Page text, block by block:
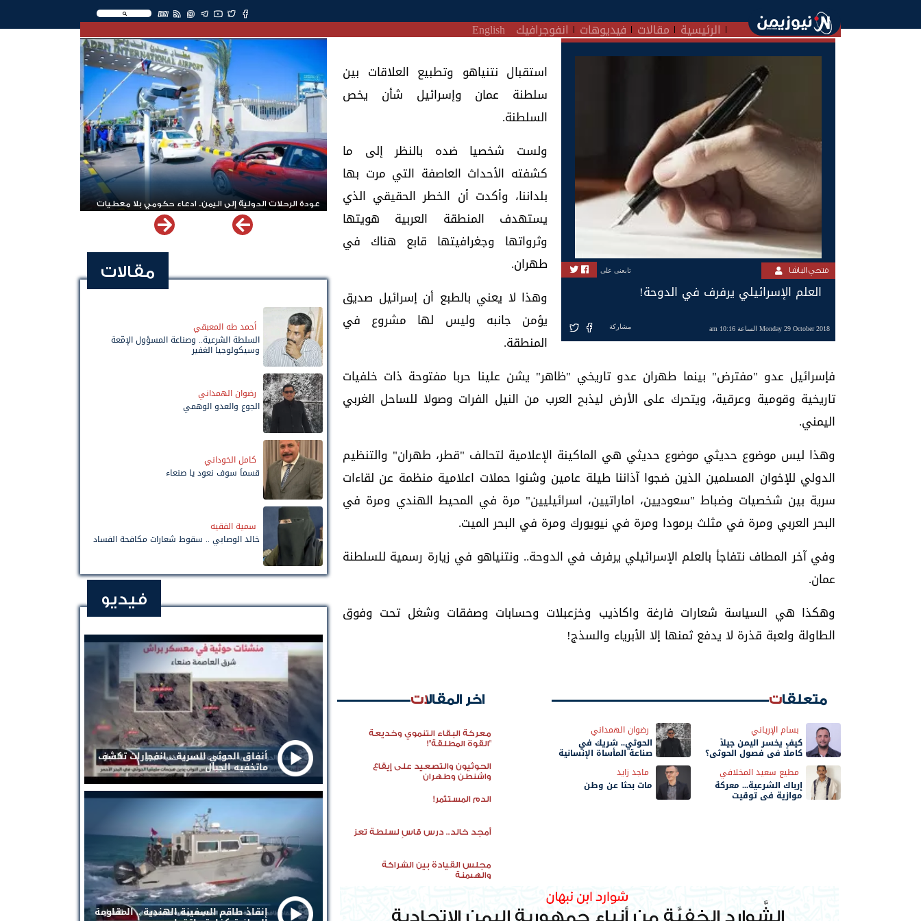
EN
الرئيسية مقالات فيديوهات انفوجرافيك English
فتحي الباشا تابعنى على
العلم الإسرائيلي يرفرف في الدوحة!
Monday 29 October 2018 الساعة 10:16 am مشاركة
استقبال نتنياهو وتطبيع العلاقات بين
سلطنة عمان وإسرائيل شأن يخص
السلطنة.
ولست شخصيا ضده بالنظر إلى ما
كشفته الأحداث العاصفة التي مرت بها
بلداننا، وأكدت أن الخطر الحقيقي الذي
يستهدف المنطقة العربية هويتها
وثرواتها وجغرافيتها قابع هناك في
طهران.
وهذا لا يعني بالطبع أن إسرائيل صديق
يؤمن جانبه وليس لها مشروع في
المنطقة.
فإسرائيل عدو "مفترض" بينما طهران عدو تاريخي "ظاهر" يشن علينا حربا مفتوحة ذات خلفيات
تاريخية وقومية وعرقية، ويتحرك على الأرض ليذبح العرب من النيل الفرات وصولا للساحل الغربي
اليمني.
وهذا ليس موضوع حديثي موضوع حديثي هي الماكينة الإعلامية لتحالف "قطر، طهران" والتنظيم
الدولي للإخوان المسلمين الذين ضجوا آذاننا طيلة عامين وشنوا حملات اعلامية منظمة عن لقاءات
سرية بين شخصيات وضباط "سعوديين، اماراتيين، اسرائيليين" مرة في المحيط الهندي ومرة في
البحر العربي ومرة في مثلث برمودا ومرة في نيويورك ومرة في البحر الميت.
وفي آخر المطاف نتفاجأ بالعلم الإسرائيلي يرفرف في الدوحة.. ونتنياهو في زيارة رسمية للسلطنة
عمان.
وهكذا هي السياسة شعارات فارغة واكاذيب وخزعبلات وحسابات وصفقات وشغل تحت وفوق
الطاولة ولعبة قذرة لا يدفع ثمنها إلا الأبرياء والسذج!
متعلقات
بسام الإرياني
كيف يخسر اليمن جيلاً
كاملًا في فصول الحوثي؟
رضوان الهمداني
الحوثي.. شريك في
صناعة المأساة الإنسانية
مطيع سعيد المخلافي
إرباك الشرعية... معركة
موازية في توقيت
ماجد زايد
مات بحثًا عن وطن
اخر المقالات
معركة البقاء التنموي وخديعة
"القوة المطلقة"!
الحوثيون والتصعيد على إيقاع
واشنطن وطهران
الدم المستثمر!
أمجد خالد.. درس قاسٍ لسلطة تعز
مجلس القيادة بين الشراكة
والهيمنة
عودة الرحلات الدولية إلى اليمن.. ادعاء حكومي بلا معطيات
مقالات
أحمد طه المعبقي
السلطة الشرعية.. وصناعة المسؤول الإمّعة
وسيكولوجيا الغفير
رضوان الهمداني
الجوع والعدو الوهمي
كامل الخوداني
قسماً سوف نعود يا صنعاء
سمية الفقيه
خالد الوصابي .. سقوط شعارات مكافحة الفساد
فيديو
أنفاق الحوثي السرية .. انفجارات تكشف
ماتخفيه الجبال
إنقاذ طاقم السفينة الهندية .. المقاومة